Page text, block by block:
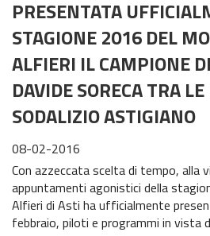
6^ prova Grado
News EnduroGP
News ISDE
Regionale Enduro
Cerca Motoclub
Piloti Enduro
Albo d’oro Italiano Enduro
PRESENTATA
STAGIONE 2016 DEL
ALFIERI IL CAMPIONE
DAVIDE SORECA TRA
SODALIZIO ASTIGIANO
08-02-2016
Con azzeccata scelta di tempo, alla
appuntamenti agonistici della
Alfieri di Asti ha ufficialmente
febbraio, piloti e programmi in vista